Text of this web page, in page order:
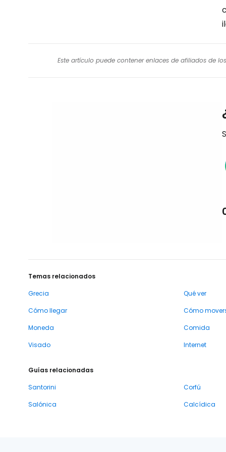
Este artículo puede contener enlaces de afiliados de
Temas relacionados
Grecia
Qué ver
Cómo llegar
Cómo
Moneda
Comida
Visado
Internet
Guías relacionadas
Santorini
Corfú
Salónica
Calcídica